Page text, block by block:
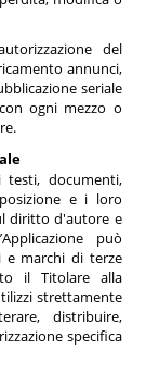
del
annunci,
seriale
ogni mezzo o
testi, documenti,
e i loro
diritto d'autore e
può
e marchi di terze
il Titolare alla
strettamente
distribuire,
specifica